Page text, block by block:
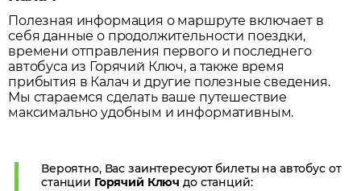
Полезная информация о маршруте включает в
себя данные о продолжительности поездки,
времени отправления первого и последнего
автобуса из Горячий Ключ, а также время
прибытия в Калач и другие полезные сведения.
Мы стараемся сделать ваше путешествие
максимально удобным и информативным.
Вероятно, Вас заинтересуют билеты на автобус от
станции Горячий Ключ до станций: